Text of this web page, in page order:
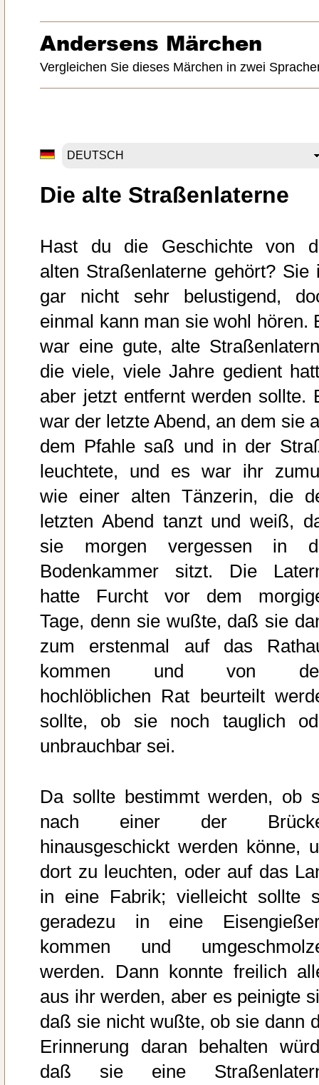
Andersens Märchen
Vergleichen Sie dieses Märchen in zwei
Die alte Straßenlaterne
Hast du die Geschichte von
alten Straßenlaterne gehört? Sie
gar nicht sehr belustigend,
einmal kann man sie wohl hören.
war eine gute, alte
die viele, viele Jahre gedient
aber jetzt entfernt werden sollte.
war der letzte Abend, an dem sie
dem Pfahle saß und in der
leuchtete, und es war ihr
wie einer alten Tänzerin, die
letzten Abend tanzt und weiß,
sie morgen vergessen in
Bodenkammer sitzt. Die
hatte Furcht vor dem
Tage, denn sie wußte, daß sie
zum erstenmal auf das
kommen und von
hochlöblichen Rat beurteilt
sollte, ob sie noch tauglich
unbrauchbar sei.
Da sollte bestimmt werden, ob
nach einer der
hinausgeschickt werden könne,
dort zu leuchten, oder auf das
in eine Fabrik; vielleicht sollte
geradezu in eine
kommen und
werden. Dann konnte freilich
aus ihr werden, aber es peinigte
daß sie nicht wußte, ob sie dann
Erinnerung daran behalten
daß sie eine